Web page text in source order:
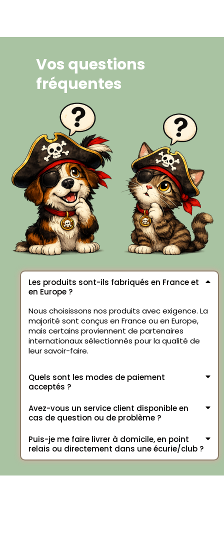
Vos questions
fréquentes
Les produits sont-ils fabriqués en France et
en Europe ?
Nous choisissons nos produits avec exigence. La
majorité sont conçus en France ou en Europe,
mais certains proviennent de partenaires
internationaux sélectionnés pour la qualité de
leur savoir-faire.
Quels sont les modes de paiement
acceptés ?
Avez-vous un service client disponible en
cas de question ou de problème ?
Puis-je me faire livrer à domicile, en point
relais ou directement dans une écurie/club ?